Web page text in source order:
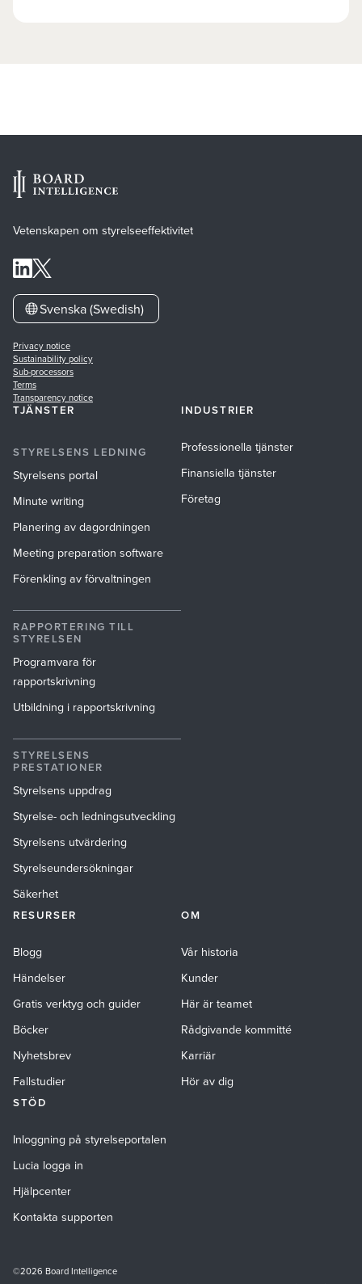
Vetenskapen om styrelseeffektivitet
Svenska (Swedish)
Privacy notice
Sustainability policy
Sub-processors
Terms
Transparency notice
TJÄNSTER
STYRELSENS LEDNING
Styrelsens portal
Minute writing
Planering av dagordningen
Meeting preparation software
Förenkling av förvaltningen
RAPPORTERING TILL
STYRELSEN
Programvara för
rapportskrivning
Utbildning i rapportskrivning
STYRELSENS
PRESTATIONER
Styrelsens uppdrag
Styrelse- och ledningsutveckling
Styrelsens utvärdering
Styrelseundersökningar
Säkerhet
INDUSTRIER
Professionella tjänster
Finansiella tjänster
Företag
RESURSER
Blogg
Händelser
Gratis verktyg och guider
Böcker
Nyhetsbrev
Fallstudier
OM
Vår historia
Kunder
Här är teamet
Rådgivande kommitté
Karriär
Hör av dig
STÖD
Inloggning på styrelseportalen
Lucia logga in
Hjälpcenter
Kontakta supporten
©2026 Board Intelligence